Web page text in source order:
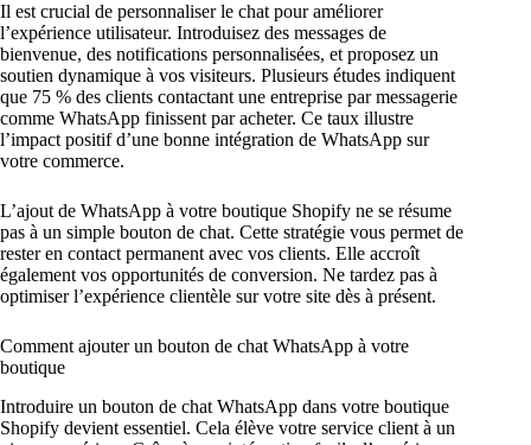
Il est crucial de personnaliser le chat pour améliorer
l’expérience utilisateur. Introduisez des messages de
bienvenue, des notifications personnalisées, et proposez un
soutien dynamique à vos visiteurs. Plusieurs études indiquent
que 75 % des clients contactant une entreprise par messagerie
comme WhatsApp finissent par acheter. Ce taux illustre
l’impact positif d’une bonne intégration de WhatsApp sur
votre commerce.
L’ajout de WhatsApp à votre boutique Shopify ne se résume
pas à un simple bouton de chat. Cette stratégie vous permet de
rester en contact permanent avec vos clients. Elle accroît
également vos opportunités de conversion. Ne tardez pas à
optimiser l’expérience clientèle sur votre site dès à présent.
Comment ajouter un bouton de chat WhatsApp à votre
boutique
Introduire un bouton de chat WhatsApp dans votre boutique
Shopify devient essentiel. Cela élève votre service client à un